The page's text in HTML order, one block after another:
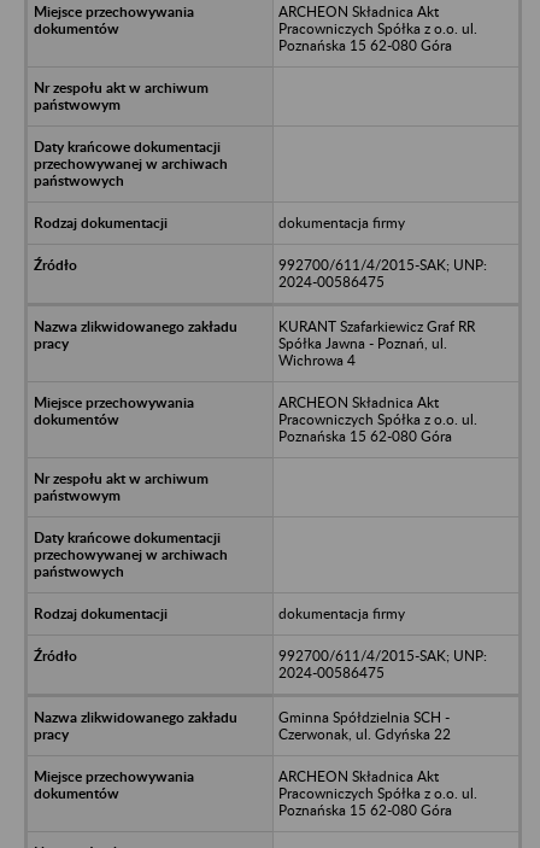
ARCHEON Składnica Akt
Pracowniczych Spółka z o.o. ul.
Poznańska 15 62-080 Góra
dokumentacja firmy
992700/611/4/2015-SAK; UNP:
2024-00586475
KURANT Szafarkiewicz Graf RR
Spółka Jawna - Poznań, ul.
Wichrowa 4
ARCHEON Składnica Akt
Pracowniczych Spółka z o.o. ul.
Poznańska 15 62-080 Góra
dokumentacja firmy
992700/611/4/2015-SAK; UNP:
2024-00586475
Gminna Spółdzielnia SCH -
Czerwonak, ul. Gdyńska 22
ARCHEON Składnica Akt
Pracowniczych Spółka z o.o. ul.
Poznańska 15 62-080 Góra